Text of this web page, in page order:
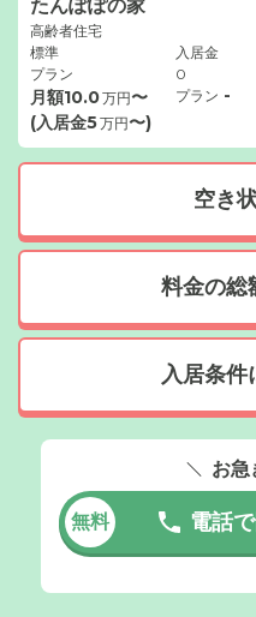
たんぽぽの家
高齢者住宅
標準
プラン
月額10.0万円〜
(入居金5万円〜)
入居金
0
プラン -
空き
料金の総
入居条件
お急
無料 電話